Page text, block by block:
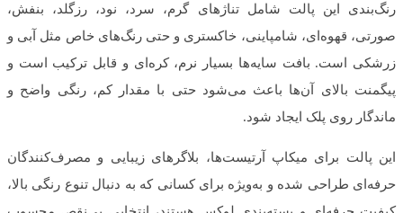
رنگ‌بندی این پالت شامل تناژهای گرم، سرد، نود، رزگلد، بنفش،
صورتی، قهوه‌ای، شامپاینی، خاکستری و حتی رنگ‌های خاص مثل آبی و
زرشکی است. بافت سایه‌ها بسیار نرم، کره‌ای و قابل ترکیب است و
پیگمنت بالای آن‌ها باعث می‌شود حتی با مقدار کم، رنگی واضح و
ماندگار روی پلک ایجاد شود.
این پالت برای میکاپ آرتیست‌ها، بلاگرهای زیبایی و مصرف‌کنندگان
حرفه‌ای طراحی شده و به‌ویژه برای کسانی که به دنبال تنوع رنگی بالا،